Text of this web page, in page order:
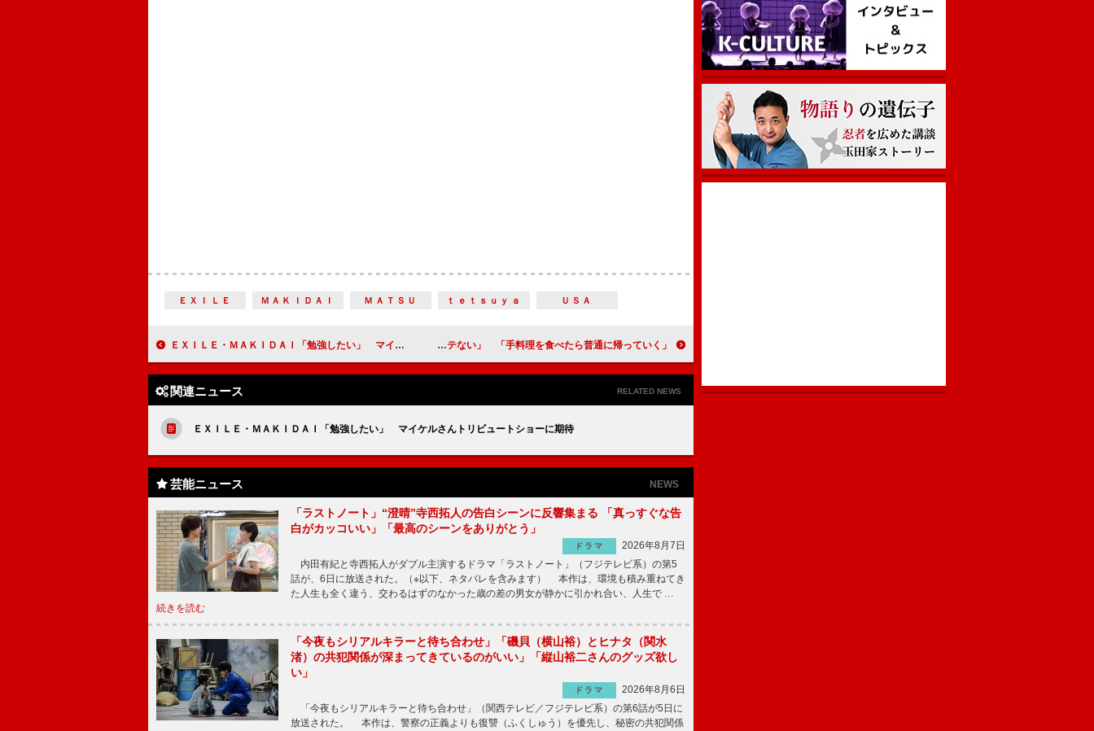
ＥＸＩＬＥ ＭＡＫＩＤＡＩ ＭＡＴＳＵ ｔｅｔｓｕｙａ ＵＳＡ
ＥＸＩＬＥ・ＭＡＫＩＤＡＩ「勉強したい」 マイケルさんトリビュートショーに期待 キャイ～ン天野「料理上手でもモテない」 「手料理を食べたら普通に帰っていく」
関連ニュース RELATED NEWS
ＥＸＩＬＥ・ＭＡＫＩＤＡＩ「勉強したい」 マイケルさんトリビュートショーに期待
芸能ニュース NEWS
「ラストノート」“澄晴”寺西拓人の告白シーンに反響集まる 「真っすぐな告
白がカッコいい」「最高のシーンをありがとう」
ドラマ
2026年8月7日
内田有紀と寺西拓人がダブル主演するドラマ「ラストノート」（フジテレビ系）の第5
話が、6日に放送された。（※以下、ネタバレを含みます） 本作は、環境も積み重ねてき
た人生も全く違う、交わるはずのなかった歳の差の男女が静かに引かれ合い、人生で …
続きを読む
「今夜もシリアルキラーと待ち合わせ」「磯貝（横山裕）とヒナタ（関水
渚）の共犯関係が深まってきているのがいい」「縦山裕二さんのグッズ欲し
い」
ドラマ
2026年8月6日
「今夜もシリアルキラーと待ち合わせ」（関西テレビ／フジテレビ系）の第6話が5日に
放送された。 本作は、警察の正義よりも復讐（ふくしゅう）を優先し、秘密の共犯関係